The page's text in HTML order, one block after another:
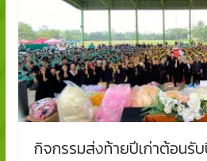
กิจกรรมส่งท้ายปีเก่าต้อนรั